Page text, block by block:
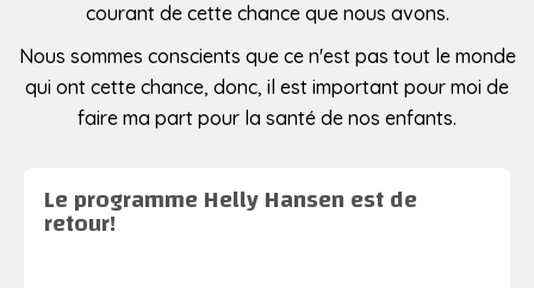
courant de cette chance que nous avons.
Nous sommes conscients que ce n'est pas tout le monde
qui ont cette chance, donc, il est important pour moi de
faire ma part pour la santé de nos enfants.
Le programme Helly Hansen est de
retour!